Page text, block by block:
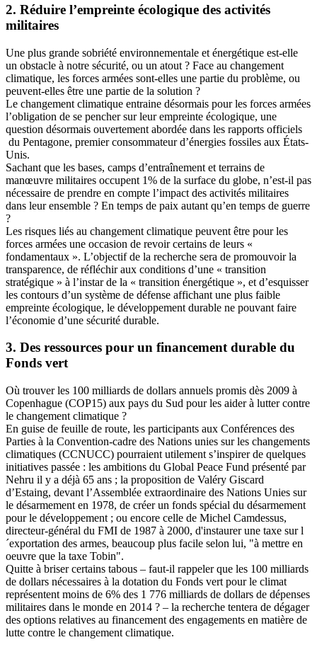
2. Réduire l’empreinte écologique des activités
militaires
Une plus grande sobriété environnementale et énergétique est-elle
un obstacle à notre sécurité, ou un atout ? Face au changement
climatique, les forces armées sont-elles une partie du problème, ou
peuvent-elles être une partie de la solution ?
Le changement climatique entraine désormais pour les forces armées
l’obligation de se pencher sur leur empreinte écologique, une
question désormais ouvertement abordée dans les rapports officiels
du Pentagone, premier consommateur d’énergies fossiles aux États-
Unis.
Sachant que les bases, camps d’entraînement et terrains de
manœuvre militaires occupent 1% de la surface du globe, n’est-il pas
nécessaire de prendre en compte l’impact des activités militaires
dans leur ensemble ? En temps de paix autant qu’en temps de guerre
?
Les risques liés au changement climatique peuvent être pour les
forces armées une occasion de revoir certains de leurs «
fondamentaux ». L’objectif de la recherche sera de promouvoir la
transparence, de réfléchir aux conditions d’une « transition
stratégique » à l’instar de la « transition énergétique », et d’esquisser
les contours d’un système de défense affichant une plus faible
empreinte écologique, le développement durable ne pouvant faire
l’économie d’une sécurité durable.
3. Des ressources pour un financement durable du
Fonds vert
Où trouver les 100 milliards de dollars annuels promis dès 2009 à
Copenhague (COP15) aux pays du Sud pour les aider à lutter contre
le changement climatique ?
En guise de feuille de route, les participants aux Conférences des
Parties à la Convention-cadre des Nations unies sur les changements
climatiques (CCNUCC) pourraient utilement s’inspirer de quelques
initiatives passée : les ambitions du Global Peace Fund présenté par
Nehru il y a déjà 65 ans ; la proposition de Valéry Giscard
d’Estaing, devant l’Assemblée extraordinaire des Nations Unies sur
le désarmement en 1978, de créer un fonds spécial du désarmement
pour le développement ; ou encore celle de Michel Camdessus,
directeur-général du FMI de 1987 à 2000, d'instaurer une taxe sur l
´exportation des armes, beaucoup plus facile selon lui, "à mettre en
oeuvre que la taxe Tobin".
Quitte à briser certains tabous – faut-il rappeler que les 100 milliards
de dollars nécessaires à la dotation du Fonds vert pour le climat
représentent moins de 6% des 1 776 milliards de dollars de dépenses
militaires dans le monde en 2014 ? – la recherche tentera de dégager
des options relatives au financement des engagements en matière de
lutte contre le changement climatique.